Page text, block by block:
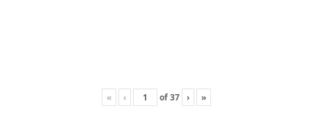
« ‹ of37 › »